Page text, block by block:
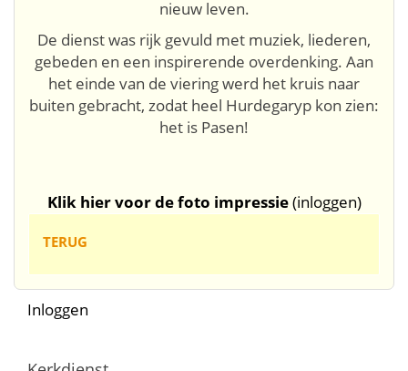
nieuw leven.
De dienst was rijk gevuld met muziek, liederen,
gebeden en een inspirerende overdenking. Aan
het einde van de viering werd het kruis naar
buiten gebracht, zodat heel Hurdegaryp kon zien:
het is Pasen!
Klik hier voor de foto impressie(inloggen)
TERUG
Inloggen